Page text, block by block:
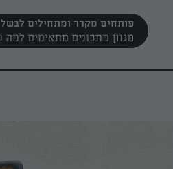
פותחים מקרר ומתחילים לבשל